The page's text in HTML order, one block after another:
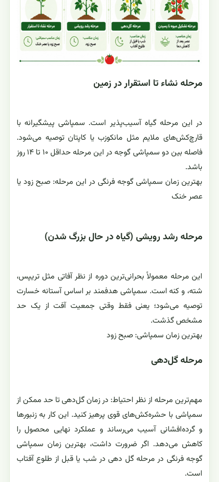
مرحله نشاء تا استقرار در زمین
در این مرحله گیاه آسیب‌پذیر است. سمپاشی پیشگیرانه با
قارچ‌کش‌های ملایم مثل مانکوزب یا کاپتان توصیه می‌شود.
فاصله بین دو سمپاشی گوجه در این مرحله حداقل ۱۰ تا ۱۴ روز
باشد.
بهترین زمان سمپاشی گوجه فرنگی در این مرحله: صبح زود یا
عصر خنک
مرحله رشد رویشی (گیاه در حال بزرگ شدن)
این مرحله معمولاً بحرانی‌ترین دوره از نظر آفاتی مثل تریپس،
شته، و کنه است. سمپاشی هدفمند بر اساس آستانه خسارت
توصیه می‌شود؛ یعنی فقط وقتی جمعیت آفت از یک حد
مشخص گذشت.
بهترین زمان سمپاشی: صبح زود
مرحله گل‌دهی
مهم‌ترین مرحله از نظر احتیاط: در زمان گل‌دهی تا حد ممکن از
سمپاشی با حشره‌کش‌های قوی پرهیز کنید. این کار به زنبورها
و گرده‌افشانی آسیب می‌رساند و عملکرد نهایی محصول را
کاهش می‌دهد. اگر ضرورت داشت، بهترین زمان سمپاشی
گوجه فرنگی در مرحله گل دهی در شب یا قبل از طلوع آفتاب
است.